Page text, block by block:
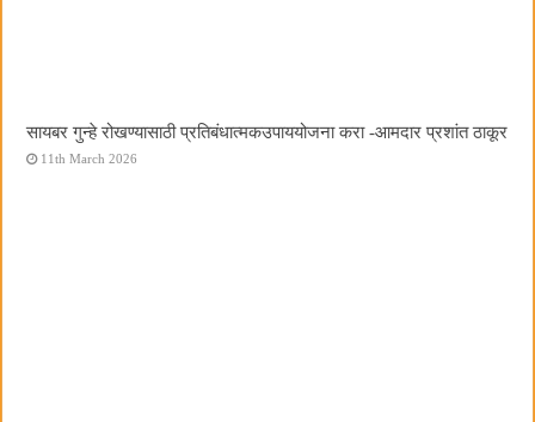
सायबर गुन्हे रोखण्यासाठी प्रतिबंधात्मकउपाययोजना करा -आमदार प्रशांत ठाकूर
11th March 2026